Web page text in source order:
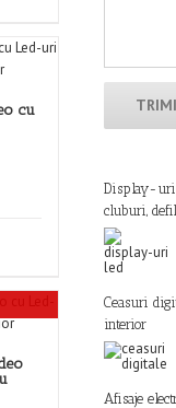
cu
Display-uri
cluburi,
Ceasuri
interior
Afisaje